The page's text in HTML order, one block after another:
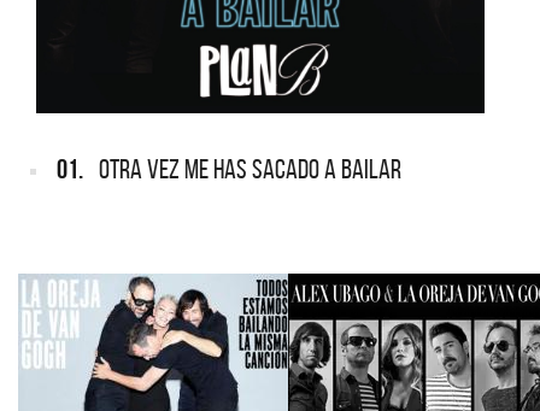
01. OTRA VEZ ME HAS SACADO A BAILAR